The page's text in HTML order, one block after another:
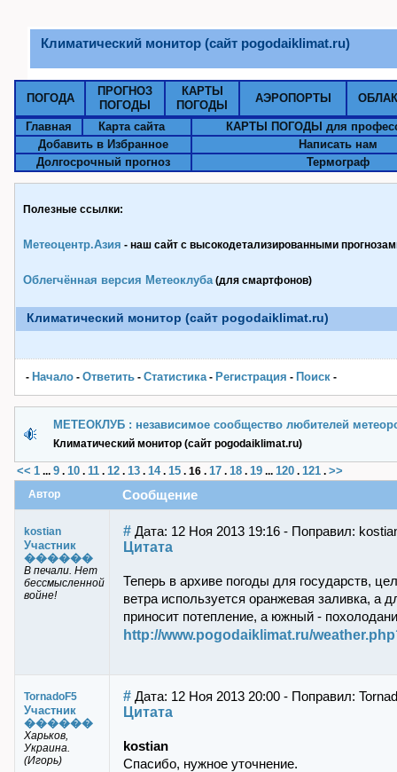
Климатический монитор (сайт pogodaiklimat.ru)
ПОГОДА
ПРОГНОЗ
ПОГОДЫ
КАРТЫ
ПОГОДЫ
АЭРОПОРТЫ
Главная Карта сайта
КАРТЫ ПОГОДЫ для
Добавить в Избранное
Написать нам
Долгосрочный прогноз
Термограф
Полезные ссылки:
Метеоцентр.Азия - наш сайт с высокодетализированными
Облегчённая версия Метеоклуба(для смартфонов)
Климатический монитор (сайт pogodaiklimat.ru)
- Начало - Ответить - Статистика- Pегистрация - Поиск -
МЕТЕОКЛУБ : независимое сообщество любителей
Климатический монитор (сайт pogodaiklimat.ru)
<< 1 ... 9 . 10 . 11 . 12 . 13 . 14. 15 . 16 . 17 . 18 . 19 ... 120 . 121 . >>
Автор Сообщение
kostian
Участник
������
В печали. Нет
бессмысленной
войне!
# Дата: 12 Ноя 2013 19:16 - Поправил:
Цитата
Теперь в архиве погоды для государств,
ветра используется оранжевая заливка, а
приносит потепление, а южный -
http://www.pogodaiklimat.ru/
TornadoF5
Участник
������
Харьков,
Украина.
(Игорь)
# Дата: 12 Ноя 2013 20:00 - Поправил:
Цитата
kostian
Спасибо, нужное уточнение.